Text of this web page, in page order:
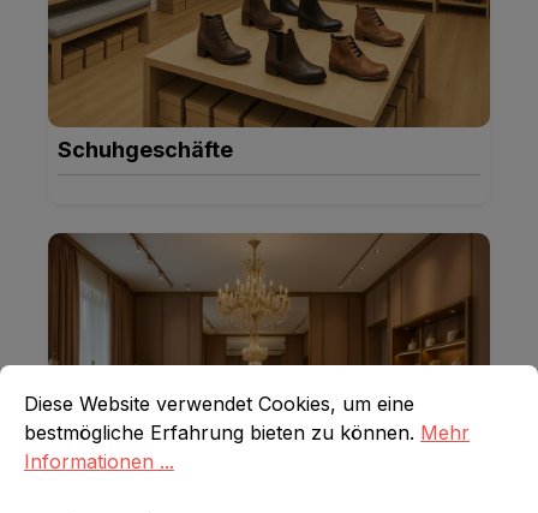
Schuhgeschäfte
Cookie-Voreinstellungen
Diese Website verwendet Cookies, um eine bestmögliche
Diese Website verwendet Cookies, um eine
bestmögliche Erfahrung bieten zu können. Mehr
Informationen ...